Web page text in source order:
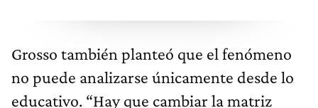
Grosso también planteó que el fenómeno
no puede analizarse únicamente desde lo
educativo. “Hay que cambiar la matriz